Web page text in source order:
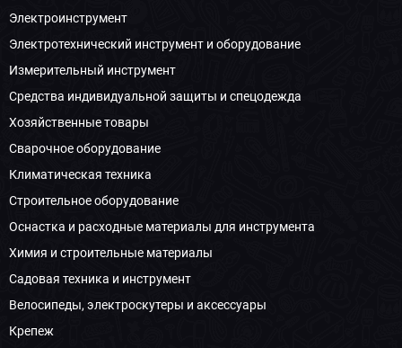
Электроинструмент
Электротехнический инструмент и оборудование
Измерительный инструмент
Средства индивидуальной защиты и спецодежда
Хозяйственные товары
Сварочное оборудование
Климатическая техника
Строительное оборудование
Оснастка и расходные материалы для инструмента
Химия и строительные материалы
Садовая техника и инструмент
Велосипеды, электроскутеры и аксессуары
Крепеж